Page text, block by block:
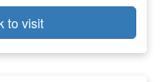
to visit